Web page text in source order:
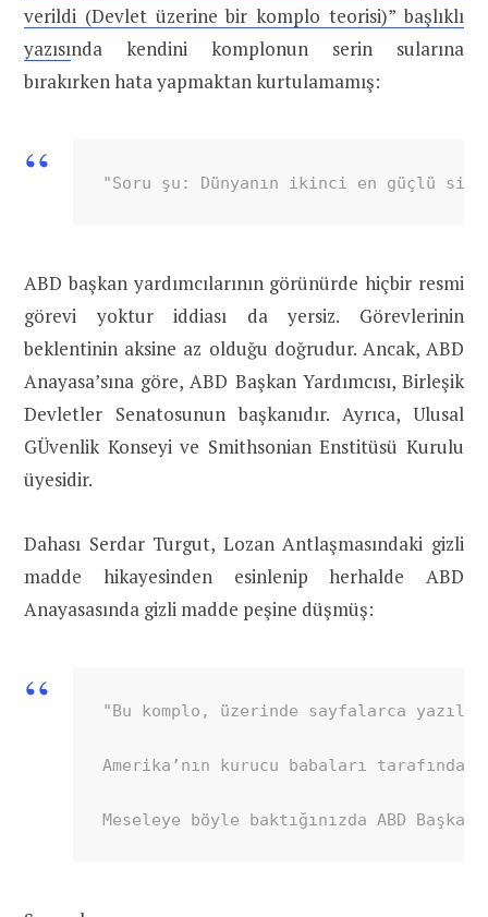
verildi (Devlet üzerine bir komplo teorisi)” başlıklı
yazısında kendini komplonun serin sularına
bırakırken hata yapmaktan kurtulamamış:
"Soru şu: Dünyanın ikinci en güçlü
ABD başkan yardımcılarının görünürde hiçbir resmi
görevi yoktur iddiası da yersiz. Görevlerinin
beklentinin aksine az olduğu doğrudur. Ancak, ABD
Anayasa’sına göre, ABD Başkan Yardımcısı, Birleşik
Devletler Senatosunun başkanıdır. Ayrıca, Ulusal
GÜvenlik Konseyi ve Smithsonian Enstitüsü Kurulu
üyesidir.
Dahası Serdar Turgut, Lozan Antlaşmasındaki gizli
madde hikayesinden esinlenip herhalde ABD
Anayasasında gizli madde peşine düşmüş:
"Bu komplo, üzerinde sayfalarca
Amerika’nın kurucu babaları
Meseleye böyle baktığınızda ABD